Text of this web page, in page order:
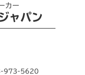
カー
ャパン
973-5620